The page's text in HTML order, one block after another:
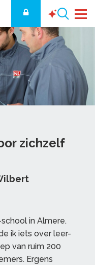
zichzelf
in Almere.
ik iets over leer-
van ruim 200
Ergens